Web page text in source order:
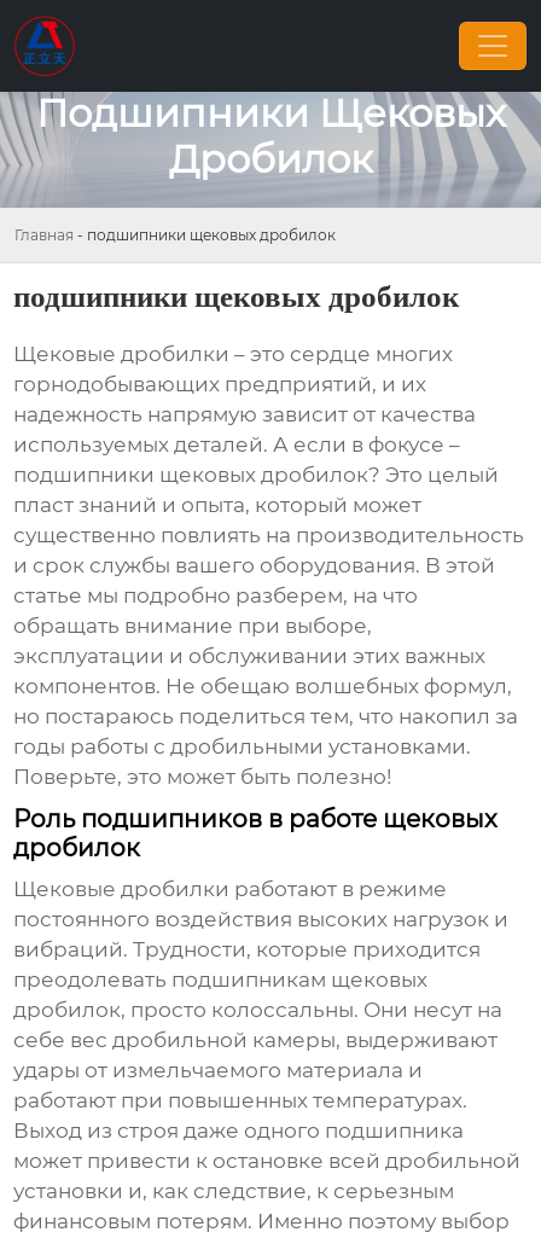
Подшипники Щековых
Дробилок
Главная - подшипники щековых дробилок
подшипники щековых дробилок
Щековые дробилки – это сердце многих
горнодобывающих предприятий, и их
надежность напрямую зависит от качества
используемых деталей. А если в фокусе –
подшипники щековых дробилок? Это целый
пласт знаний и опыта, который может
существенно повлиять на производительность
и срок службы вашего оборудования. В этой
статье мы подробно разберем, на что
обращать внимание при выборе,
эксплуатации и обслуживании этих важных
компонентов. Не обещаю волшебных формул,
но постараюсь поделиться тем, что накопил за
годы работы с дробильными установками.
Поверьте, это может быть полезно!
Роль подшипников в работе щековых
дробилок
Щековые дробилки работают в режиме
постоянного воздействия высоких нагрузок и
вибраций. Трудности, которые приходится
преодолевать подшипникам щековых
дробилок, просто колоссальны. Они несут на
себе вес дробильной камеры, выдерживают
удары от измельчаемого материала и
работают при повышенных температурах.
Выход из строя даже одного подшипника
может привести к остановке всей дробильной
установки и, как следствие, к серьезным
финансовым потерям. Именно поэтому выбор